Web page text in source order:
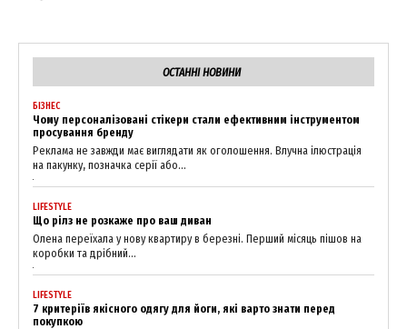
ОСТАННІ НОВИНИ
БІЗНЕС
Чому персоналізовані стікери стали ефективним інструментом
просування бренду
Реклама не завжди має виглядати як оголошення. Влучна ілюстрація
на пакунку, позначка серії або...
LIFESTYLE
Що рілз не розкаже про ваш диван
Олена переїхала у нову квартиру в березні. Перший місяць пішов на
коробки та дрібний...
LIFESTYLE
7 критеріїв якісного одягу для йоги, які варто знати перед
покупкою